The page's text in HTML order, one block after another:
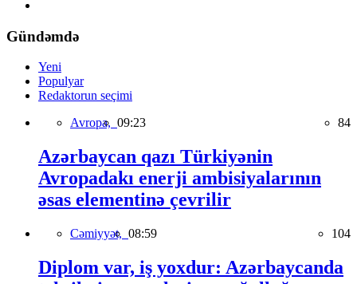
Gündəmdə
Yeni
Populyar
Redaktorun seçimi
Avropa, 09:23 84
Azərbaycan qazı Türkiyənin
Avropadakı enerji ambisiyalarının
əsas elementinə çevrilir
Cəmiyyət, 08:59 104
Diplom var, iş yoxdur: Azərbaycanda